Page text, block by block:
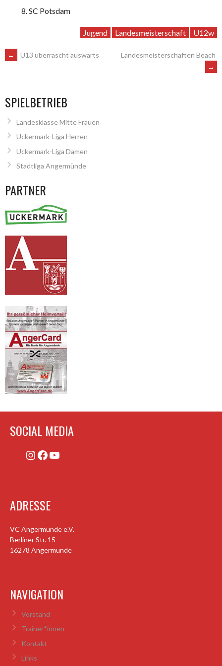
SC Potsdam
Jugend Landesmeisterschaft U12w
ARTIKEL-
← U13 überrascht auswärts
Landesmeisterschaften Beach
→
SPIELBETRIEB
Landesklasse Mitte Frauen
Uckermark-Liga Herren
Uckermark-Liga Damen
Stadtliga Angermünde
PARTNER
SOCIAL MEDIA
Instagram
Facebook
YouTube
ADRESSE
VC Angermünde e.V.
Berliner Str. 15
16278 Angermünde
NAVIGATION
Vorstand
Trainer*innen
Kontakt
Links